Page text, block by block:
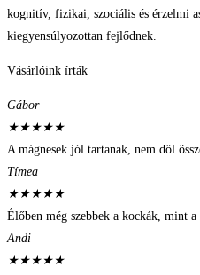
kognitív, fizikai, szociális és érzelmi
kiegyensúlyozottan fejlődnek.
Vásárlóink írták
Gábor
★★★★★
A mágnesek jól tartanak, nem dől
Tímea
★★★★★
Élőben még szebbek a kockák, mint a
Andi
★★★★★